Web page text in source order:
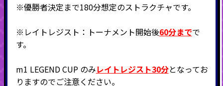
※優勝者決定まで180分想定のストラクチャです。
※レイトレジスト：トーナメント開始後60分までで
す。
m1 LEGEND CUP のみレイトレジスト30分となってお
りますのでご注意ください。